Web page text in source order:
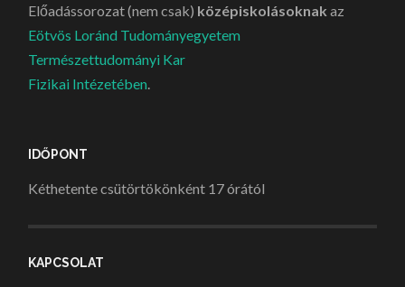
Előadássorozat (nem csak) középiskolásoknak az
Eötvös Loránd Tudományegyetem
Természettudományi Kar
Fizikai Intézetében
IDŐPONT
Kéthetente csütörtökönként 17 órától
KAPCSOLAT